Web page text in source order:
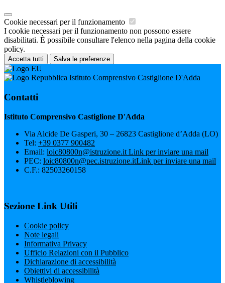
Cookie necessari per il funzionamento
I cookie necessari per il funzionamento non possono essere
disabilitati. È possibile consultare l'elenco nella pagina della cookie
policy.
Accetta tutti Salva le preferenze
Istituto Comprensivo Castiglione D'Adda
Contatti
Istituto Comprensivo Castiglione D'Adda
Via Alcide De Gasperi, 30 – 26823 Castiglione d’Adda (LO)
Tel: +39 0377 900482
Email: loic80800n@istruzione.it Link per inviare una mail
PEC: loic80800n@pec.istruzione.itLink per inviare una mail
C.F.: 82503260158
Sezione Link Utili
Cookie policy
Note legali
Informativa Privacy
Ufficio Relazioni con il Pubblico
Dichiarazione di accessibilità
Obiettivi di accessibilità
Whistleblowing